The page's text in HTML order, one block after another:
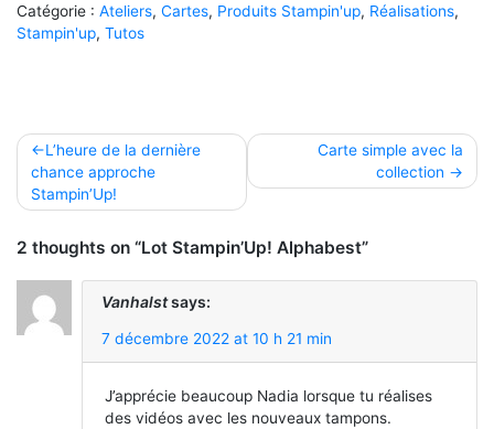
Catégorie : Ateliers, Cartes, Produits Stampin'up, Réalisations,
Stampin'up, Tutos
Navigation
de
l’article
L’heure de la dernière
chance approche
Stampin’Up!
Carte simple avec la
collection
2 thoughts on “Lot Stampin’Up! Alphabest”
Vanhalstsays:
7 décembre 2022 at 10 h 21 min
J’apprécie beaucoup Nadia lorsque tu réalises
des vidéos avec les nouveaux tampons.